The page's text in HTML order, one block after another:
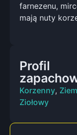
farnezenu,
mają nuty
Profil
Korzenny,
Ziołowy